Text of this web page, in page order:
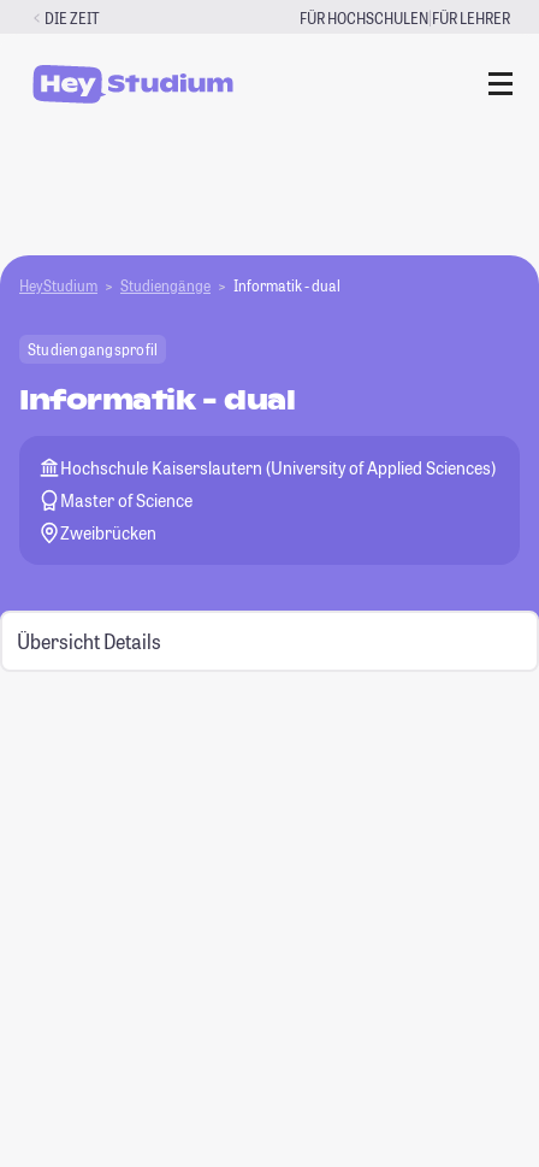
Zum
springen
DIE ZEIT FÜR HOCHSCHULEN|FÜR LEHRER
HeyStudium Studiengänge Informatik - dual
Studiengangsprofil
Informatik - dual
Hochschule Kaiserslautern (University of Applied Sciences)
Master of Science
Zweibrücken
Übersicht Details